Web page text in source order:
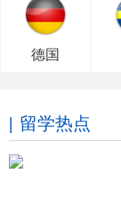
德国
留学热点